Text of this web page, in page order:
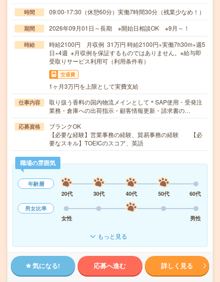
時間 09:00-17:30（休憩60分）実働7時間30分（残業少なめ！）
期間 2026年09月01日～長期 ※開始日相談OK ※9月～！
時給
時給2100円 月収例 31万円 時給2100円×実働7h30m×週5
日×4週 ※月収例を保証するものではありません。※給与即
受取りサービス利用可（利用条件有）
交通費
1ヶ月3万円を上限として実費支給
仕事内容
取り扱う香料の国内物流メインとして＊SAP使用・受発注
業務・倉庫への出荷指示・顧客情報更新・請求書の…
応募資格
ブランクOK
【必要な経験】営業事務の経験、貿易事務の経験 【必
要なスキル】TOEICのスコア、英語
職場の雰囲気
年齢層
20代
30代 40代 50代
60代
男女比率
女性
男性
もっと見る
気になる! 応募へ進む 詳しく見る